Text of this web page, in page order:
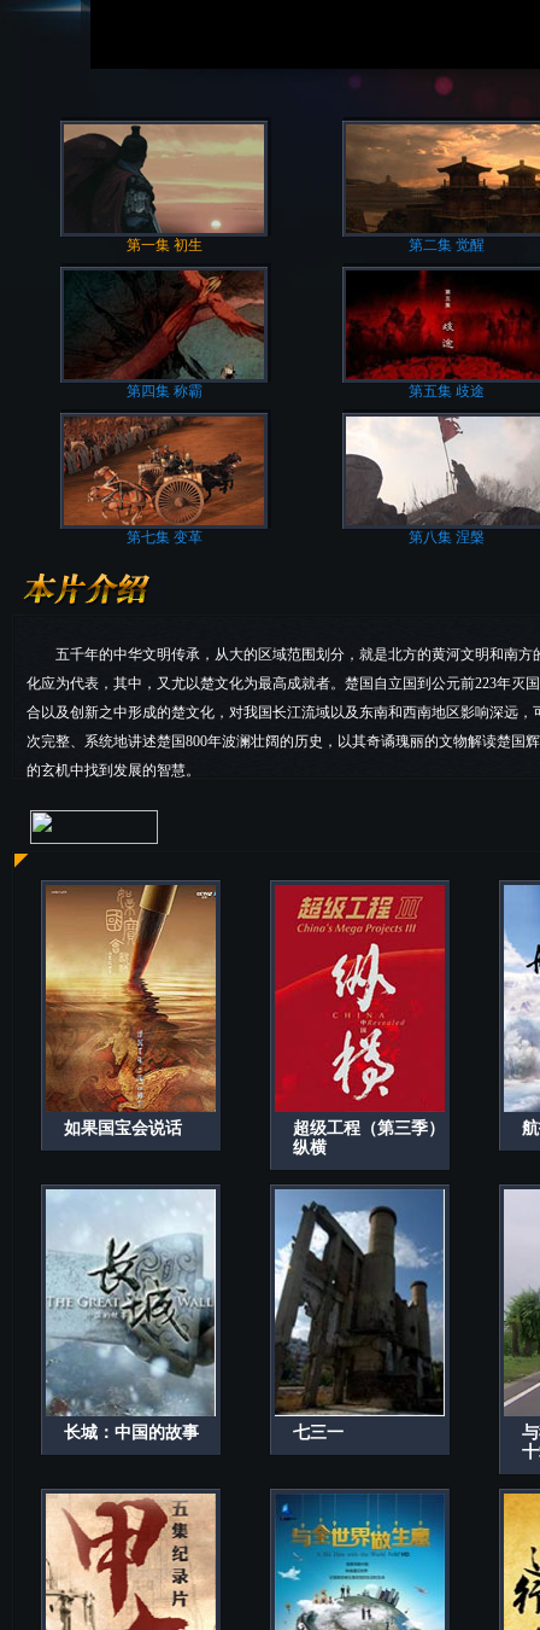
第一集 初生 第二集 觉醒
第四集 称霸 第五集 歧途
第七集 变革 第八集 涅槃
五千年的中华文明传承，从大的区域范围划分，就是北方的黄河文明和南
化应为代表，其中，又尤以楚文化为最高成就者。楚国自立国到公元前223年
合以及创新之中形成的楚文化，对我国长江流域以及东南和西南地区影响深远
次完整、系统地讲述楚国800年波澜壮阔的历史，以其奇谲瑰丽的文物解读楚
的玄机中找到发展的智慧。
如果国宝会说话
超级工程（第三季）
纵横
长城：中国的故事 七三一